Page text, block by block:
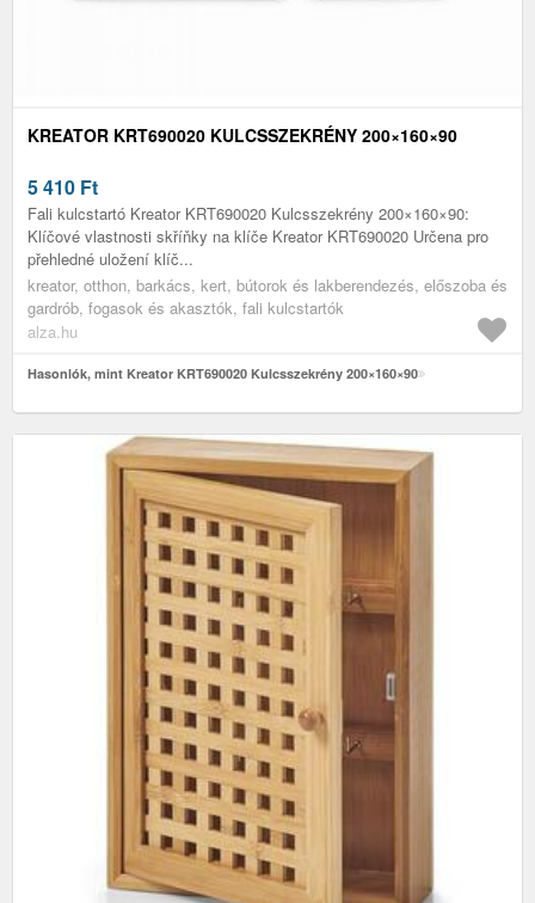
KREATOR KRT690020 KULCSSZEKRÉNY 200×160×90
5 410 Ft
Fali kulcstartó Kreator KRT690020 Kulcsszekrény 200×160×90:
Klíčové vlastnosti skříňky na klíče Kreator KRT690020 Určena pro
přehledné uložení klíč...
kreator, otthon, barkács, kert, bútorok és lakberendezés, előszoba és
gardrób, fogasok és akasztók, fali kulcstartók
alza.hu
Hasonlók, mint Kreator KRT690020 Kulcsszekrény 200×160×90